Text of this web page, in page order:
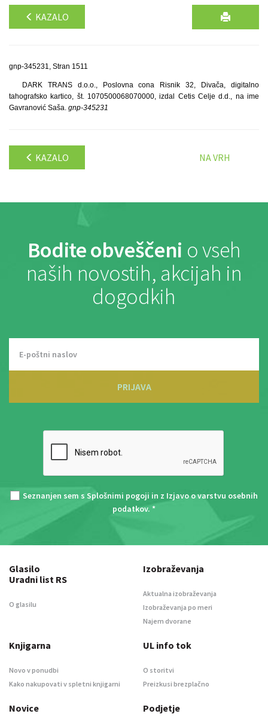
KAZALO
gnp-345231, Stran 1511
DARK TRANS d.o.o., Poslovna cona Risnik 32, Divača, digitalno
tahografsko kartico, št. 1070500068070000, izdal Cetis Celje d.d., na ime
Gavranović Saša. gnp-345231
KAZALO NA VRH
Bodite obveščeni o vseh
naših novostih, akcijah in
dogodkih
PRIJAVA
Seznanjen sem s Splošnimi pogoji in z Izjavo o varstvu osebnih
podatkov. *
Glasilo
Uradni list RS
O glasilu
Izobraževanja
Aktualna izobraževanja
Izobraževanja po meri
Najem dvorane
Knjigarna
Novo v ponudbi
Kako nakupovati v spletni knjigarni
UL info tok
O storitvi
Preizkusi brezplačno
Novice Podjetje